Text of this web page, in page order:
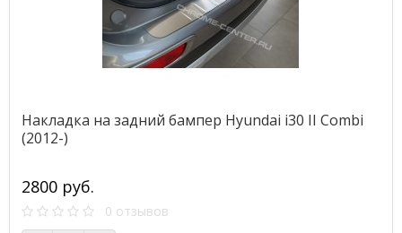
Накладка на задний бампер Hyundai i30 II Combi
(2012-)
2800 руб.
0 отзывов